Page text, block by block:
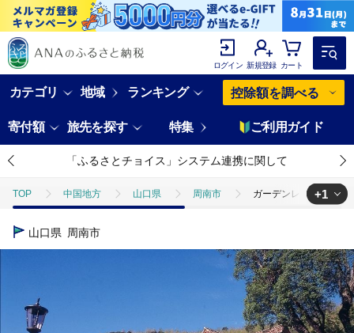
ログイン 新規登録 カート
カテゴリ 地域 ランキング 控除額を調べる
寄付額 旅先を探す 特集 ご利用ガイド
「ふるさとチョイス」システム連携に関して
TOP 中国地方 山口県 周南市 ガーデンレストラン
TOP
+1
山口県 周南市